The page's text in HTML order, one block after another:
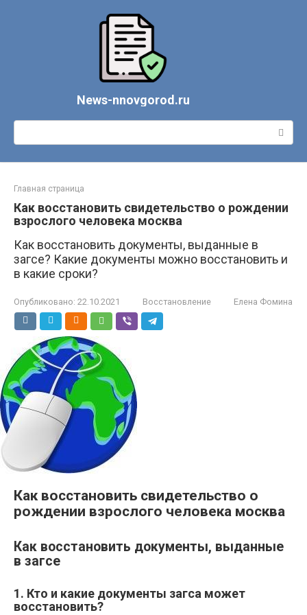
News-nnovgorod.ru
Поиск:
Главная страница
Как восстановить свидетельство о рождении
взрослого человека москва
Как восстановить документы, выданные в
загсе? Какие документы можно восстановить и
в какие сроки?
Опубликовано: 22.10.2021 Восстановление Елена Фомина
Как восстановить свидетельство о
рождении взрослого человека москва
Как восстановить документы, выданные
в загсе
1. Кто и какие документы загса может
восстановить?